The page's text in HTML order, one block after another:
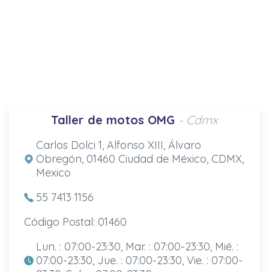
Taller de motos OMG - Cdmx
Carlos Dolci 1, Alfonso XIII, Álvaro
Obregón, 01460 Ciudad de México, CDMX,
Mexico
55 7413 1156
Código Postal: 01460
Lun. : 07:00-23:30, Mar. : 07:00-23:30, Mié. :
07:00-23:30, Jue. : 07:00-23:30, Vie. : 07:00-